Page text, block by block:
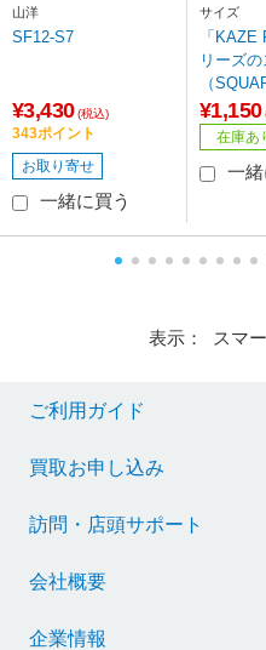
山洋
SF12-S7
¥3,430 (税込)
343ポイント
お取り寄せ
一緒に買う
サイズ
「KAZE
リーズ
（
状モデル
S-P 高精
ベアリン
ムファン
¥1,150
在庫あ
一緒
表示： スマ
ご利用ガイド
買取お申し込み
訪問・店頭サポート
会社概要
企業情報